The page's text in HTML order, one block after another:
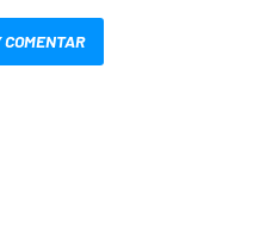
COMENTAR